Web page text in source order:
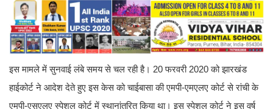
इस मामले में सुनवाई लंबे समय से चल रही है। 20 फरवरी 2020 को झारखंड
हाईकोर्ट ने आदेश देते हुए इस केस को चाईबासा की एमपी-एमएलए कोर्ट से रांची के
एमपी-एसएलए स्पेशल कोर्ट में स्थानांतरित किया था। इस स्पेशल कोर्ट ने इस वर्ष